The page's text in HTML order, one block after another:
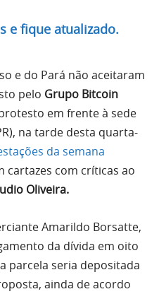
e fique atualizado.
e do Pará não aceitaram
pelo Grupo Bitcoin
em frente à sede
na tarde desta quarta-
da semana
cartazes com críticas ao
Oliveira.
Amarildo Borsatte,
da dívida em oito
parcela seria depositada
ainda de acordo